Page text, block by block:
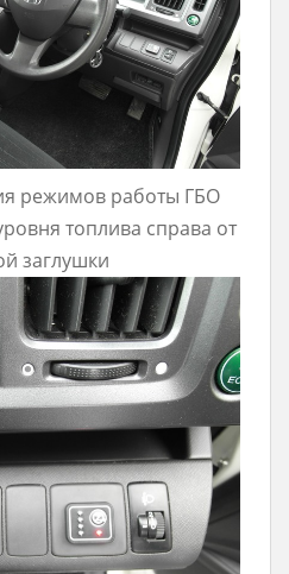
режимов работы ГБО
топлива справа от
заглушки